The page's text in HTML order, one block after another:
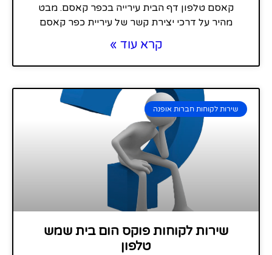
קאסם טלפון דף הבית עירייה בכפר קאסם. מבט
מהיר על דרכי יצירת קשר של עיריית כפר קאסם
קרא עוד »
שירות לקוחות חברות אופנה
שירות לקוחות פוקס הום בית שמש
טלפון